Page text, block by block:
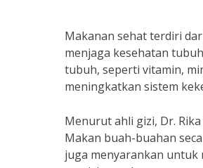
Makanan sehat terdiri
menjaga kesehatan
tubuh, seperti vitamin,
meningkatkan sistem
Menurut ahli gizi, Dr.
Makan buah-buahan
juga menyarankan untuk